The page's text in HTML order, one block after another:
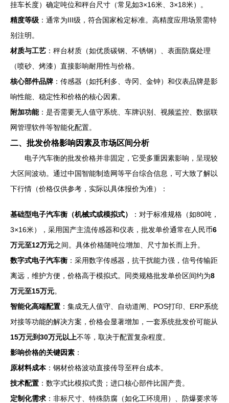
挂车长度）确定吨位和秤台尺寸（常见如3×16米、3×18米）。
精度等级 ：通常为III级，符合国家检定标准。高精度应用场景需特
别注明。
材质与工艺 ：秤台材质（如优质碳钢、不锈钢）、表面防腐处理
（喷砂、烤漆）直接影响耐用性与价格。
核心部件品牌 ：传感器（如托利多、寺冈、金钟）和仪表品牌是影
响性能、稳定性和价格的核心因素。
附加功能：是否需要无人值守系统、车牌识别、视频监控、数据联
网管理软件等智能化配置。
二、批发价格影响因素及市场区间分析
电子汽车衡的批发价格并非固定，它受多重因素影响，呈现较
大区间波动。通过中国智能制造网等平台综合信息，可大致了解以
下行情（价格仅供参考，实际以具体报价为准）：
基础型电子汽车衡（机械式或模拟式）
：对于标准规格（如80吨，
3×16米），采用国产主流传感器和仪表，批发单价通常在人民币6
万元至12万元之间。具体价格随吨位增加、尺寸加长而上升。
数字式电子汽车衡 ：采用数字传感器，抗干扰能力强，信号传输距
离远，维护方便，价格高于模拟式。同类规格批发单价区间约为8
万元至15万元。
智能化高端配置 ：集成无人值守、自动道闸、POS打印、ERP系统
对接等功能的解决方案，价格会显著增加，一套系统批发价可能从
15万元到30万元以上不等，取决于配置复杂程度。
影响价格的关键因素 ：
原材料成本：钢材价格波动直接传导至秤台成本。
技术配置 ：数字式比模拟式贵；进口核心部件比国产贵。
定制化需求 ：非标尺寸、特殊防腐（如化工环境用）、防爆要求等